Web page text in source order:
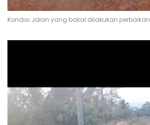
Kondisi Jalan yang bakal dilakukan perbaikan